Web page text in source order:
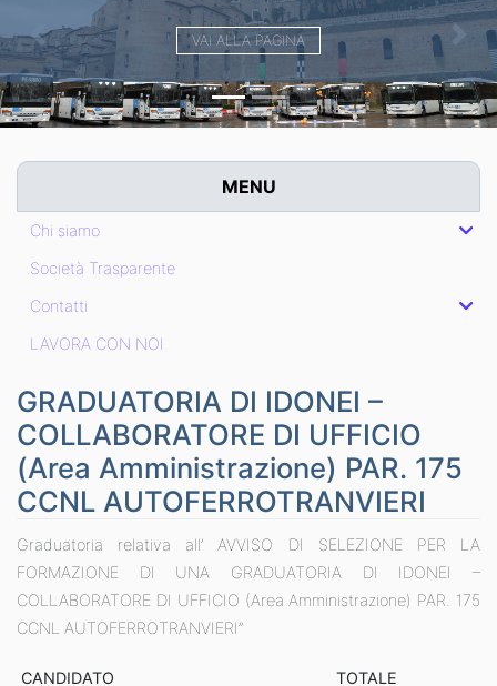
VAI ALLA PAGINA
Previous Next
MENU
Chi siamo
Società Trasparente
Contatti
LAVORA CON NOI
GRADUATORIA DI IDONEI –
COLLABORATORE DI UFFICIO
(Area Amministrazione) PAR. 175
CCNL AUTOFERROTRANVIERI
Graduatoria relativa all’ AVVISO DI SELEZIONE PER LA
FORMAZIONE DI UNA GRADUATORIA DI IDONEI –
COLLABORATORE DI UFFICIO (Area Amministrazione) PAR. 175
CCNL AUTOFERROTRANVIERI”
CANDIDATO
TOTALE